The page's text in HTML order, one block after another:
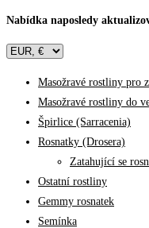
Nabídka naposledy
Masožravé rostliny pro
Masožravé rostliny do
Špirlice (Sarracenia)
Rosnatky (Drosera)
Zatahující se
Ostatní rostliny
Gemmy rosnatek
Semínka